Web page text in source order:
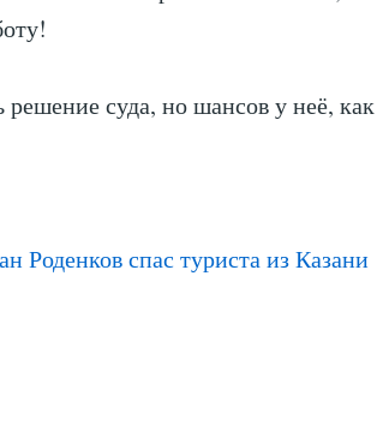
суда, но шансов у неё, как
спас туриста из Казани